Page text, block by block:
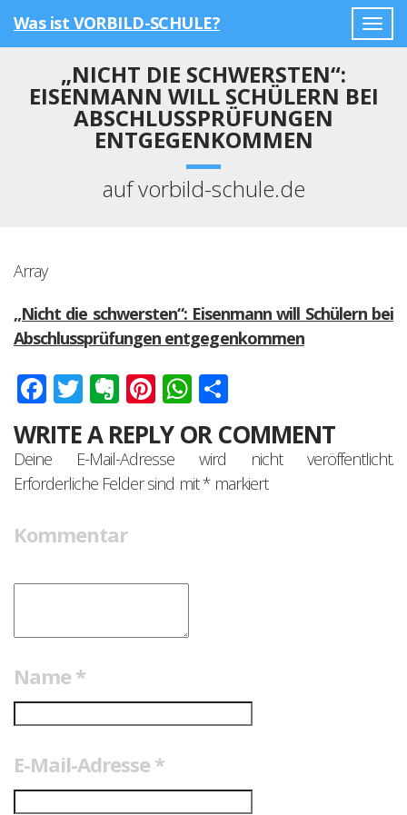
Was ist VORBILD-SCHULE?
„NICHT DIE SCHWERSTEN“:
EISENMANN WILL SCHÜLERN BEI
ABSCHLUSSPRÜFUNGEN
ENTGEGENKOMMEN
auf vorbild-schule.de
Array
„Nicht die schwersten“: Eisenmann will Schülern bei
Abschlussprüfungen entgegenkommen
Facebook
Twitter
Evernote
Pinterest
WhatsApp
WRITE A REPLY OR COMMENT
Deine E-Mail-Adresse wird nicht veröffentlicht.
Erforderliche Felder sind mit*markiert
Kommentar
Name *
E-Mail-Adresse *